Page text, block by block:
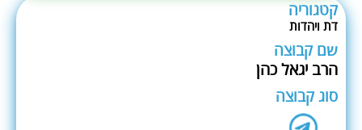
קטגוריה
דת ויהדות
שם קבוצה
הרב יגאל כהן
סוג קבוצה